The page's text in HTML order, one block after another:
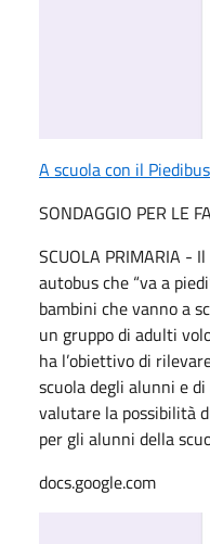
A scuola con il
SONDAGGIO PER LE
SCUOLA PRIMARIA -
autobus che “va a
bambini che vanno a
un gruppo di adulti
ha l’obiettivo di
scuola degli alunni e
valutare la possibilità
per gli alunni della
docs.google.com